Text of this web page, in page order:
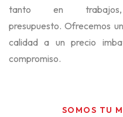
tanto en
presupuesto. Ofrecemos
calidad a un precio
compromiso.
SOMOS TU